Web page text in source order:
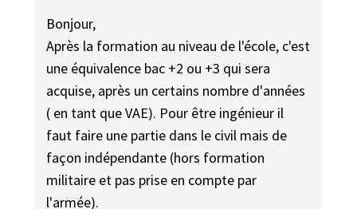
Bonjour,
Après la formation au niveau de l'école, c'est
une équivalence bac +2 ou +3 qui sera
acquise, après un certains nombre d'années
( en tant que VAE). Pour être ingénieur il
faut faire une partie dans le civil mais de
façon indépendante (hors formation
militaire et pas prise en compte par
l'armée).